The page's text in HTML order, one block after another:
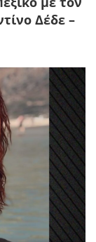
Δέδε –